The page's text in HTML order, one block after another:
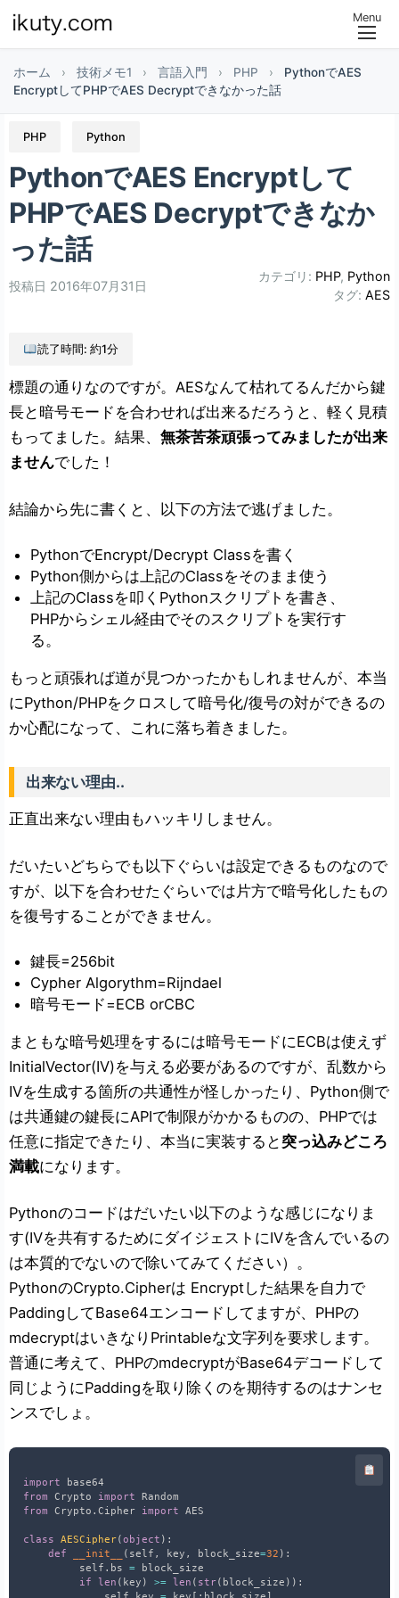
Menu
ホーム › 技術メモ1 › 言語入門 › PHP ›
PythonでAES
EncryptしてPHPでAES Decryptできなかった話
PHP Python
PythonでAES Encryptして
PHPでAES Decryptできなか
った話
投稿日 2016年07月31日
カテゴリ: PHP, Python
タグ: AES
読了時間: 約1分
標題の通りなのですが。AESなんて枯れてるんだから鍵
長と暗号モードを合わせれば出来るだろうと、軽く見積
もってました。結果、 無茶苦茶頑張ってみましたが出来
ませんでした！
結論から先に書くと、以下の方法で逃げました。
PythonでEncrypt/Decrypt Classを書く
Python側からは上記のClassをそのまま使う
上記のClassを叩くPythonスクリプトを書き、
PHPからシェル経由でそのスクリプトを実行す
る。
もっと頑張れば道が見つかったかもしれませんが、本当
にPython/PHPをクロスして暗号化/復号の対ができるの
か心配になって、これに落ち着きました。
出来ない理由..
正直出来ない理由もハッキリしません。
だいたいどちらでも以下ぐらいは設定できるものなので
すが、以下を合わせたぐらいでは片方で暗号化したもの
を復号することができません。
鍵長=256bit
Cypher Algorythm=Rijndael
暗号モード=ECB orCBC
まともな暗号処理をするには暗号モードにECBは使えず
InitialVector(IV)を与える必要があるのですが、乱数から
IVを生成する箇所の共通性が怪しかったり、Python側で
は共通鍵の鍵長にAPIで制限がかかるものの、PHPでは
任意に指定できたり、本当に実装すると 突っ込みどころ
満載になります。
Pythonのコードはだいたい以下のような感じになりま
す(IVを共有するためにダイジェストにIVを含んでいるの
は本質的でないので除いてみてください）。
PythonのCrypto.Cipherは Encryptした結果を自力で
PaddingしてBase64エンコードしてますが、PHPの
mdecryptはいきなりPrintableな文字列を要求します。
普通に考えて、PHPのmdecryptがBase64デコードして
同じようにPaddingを取り除くのを期待するのはナンセ
ンスでしょ。
import
from Crypto import
from Crypto . Cipher import AES
class AESCipher( object ) :
def
__init__ ( self , key , block_size=32 ) :
         self
. bs = block_size
if
len ( key ) >= len ( str( block_size ) ) :